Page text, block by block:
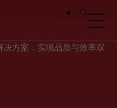
方案，实现品质与效率双重